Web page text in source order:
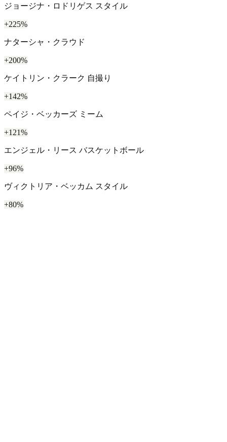
ジョージナ・ロドリゲス スタイル
+225%
ナターシャ・クラウド
+200%
ケイトリン・クラーク 自撮り
+142%
ペイジ・ベッカーズ ミーム
+121%
エンジェル・リース バスケットボール
+96%
ヴィクトリア・ベッカム スタイル
+80%